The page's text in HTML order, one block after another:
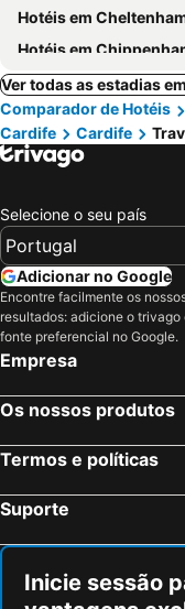
Hotéis em
Hotéis em
Ver todas as estadias
Comparador de Hotéis
Cardife
Cardife
Selecione o seu país
Adicionar no Google
Encontre facilmente os
resultados: adicione o trivago
fonte preferencial no Google.
Empresa
Os nossos produtos
Termos e políticas
Suporte
Inicie sessão